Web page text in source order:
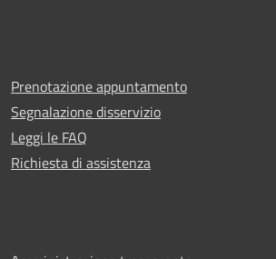
Prenotazione appuntamento
Segnalazione disservizio
Leggi le FAQ
Richiesta di assistenza